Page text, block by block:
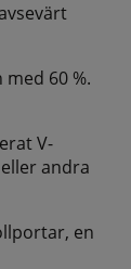
60 %.
V-
andra
en